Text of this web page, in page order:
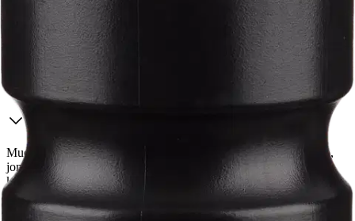
Tuotekuvaus
Muovinen juomapullo harjoitteluun ja peleihin. BPA-vapaa pullo,
jonka tilavuus on 750 ml. Pullossa on helppokäyttöinen korkki ja
kyljessä mitta-asteikko. Saatavilla väreissä musta, pinkki ja